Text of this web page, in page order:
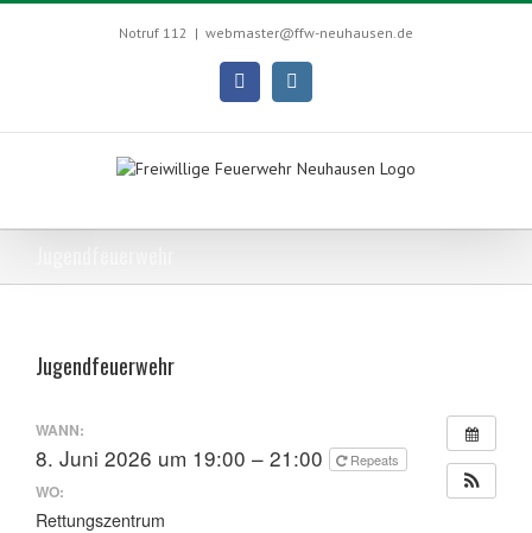
Skip
Notruf 112 | webmaster@ffw-neuhausen.de
Facebook
Jugendfeuerwehr
WANN:
8. Juni 2026 um 19:00 – 21:00 Repeats
WO:
Rettungszentrum